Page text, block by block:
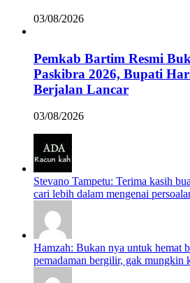
03/08/2026
Pemkab Bartim Resmi
Paskibra 2026, Bupati
Berjalan Lancar
03/08/2026
Stevano Tampetu: Terima kasih
cari lebih dalam mengenai
Hamzah: Bukan nya untuk hemat
pemadaman bergilir, gak mungkin